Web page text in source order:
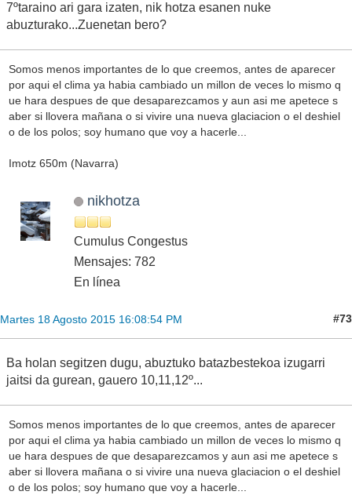
7ºtaraino ari gara izaten, nik hotza esanen nuke
abuzturako...Zuenetan bero?
Somos menos importantes de lo que creemos, antes de aparecer
por aqui el clima ya habia cambiado un millon de veces lo mismo q
ue hara despues de que desaparezcamos y aun asi me apetece s
aber si llovera mañana o si vivire una nueva glaciacion o el deshiel
o de los polos; soy humano que voy a hacerle...
Imotz 650m (Navarra)
nikhotza
Cumulus Congestus
Mensajes: 782
En línea
Martes 18 Agosto 2015 16:08:54 PM #73
Ba holan segitzen dugu, abuztuko batazbestekoa izugarri
jaitsi da gurean, gauero 10,11,12º...
Somos menos importantes de lo que creemos, antes de aparecer
por aqui el clima ya habia cambiado un millon de veces lo mismo q
ue hara despues de que desaparezcamos y aun asi me apetece s
aber si llovera mañana o si vivire una nueva glaciacion o el deshiel
o de los polos; soy humano que voy a hacerle...